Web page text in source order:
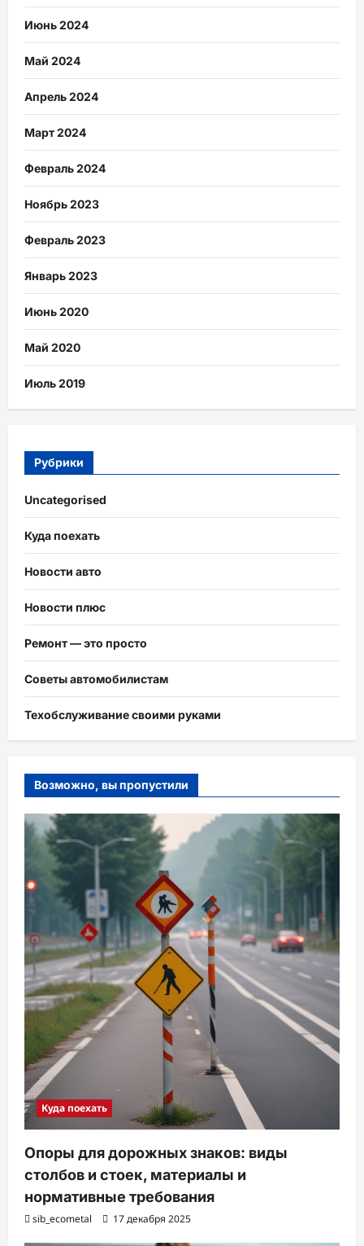
Июнь 2024
Май 2024
Апрель 2024
Март 2024
Февраль 2024
Ноябрь 2023
Февраль 2023
Январь 2023
Июнь 2020
Май 2020
Июль 2019
Рубрики
Uncategorised
Куда поехать
Новости авто
Новости плюс
Ремонт — это просто
Советы автомобилистам
Техобслуживание своими руками
Возможно, вы пропустили
Куда поехать
Опоры для дорожных знаков: виды
столбов и стоек, материалы и
нормативные требования
sib_ecometal 17 декабря 2025